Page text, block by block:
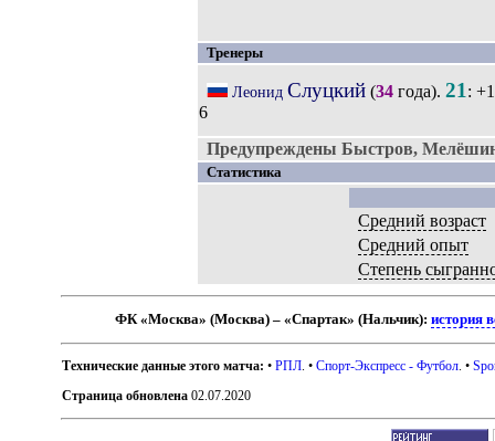
Тренеры
Леонид Слуцкий(34года). 21 :
6
Предупреждены Быстров,
Статистика
Средний возраст
Средний опыт
Степень
ФК «Москва» (Москва) – «Спартак» (Нальчик):история
Технические данные этого матча: •РПЛ . •Спорт-Экспресс - Футбол . •
Страница обновлена 02.07.2020